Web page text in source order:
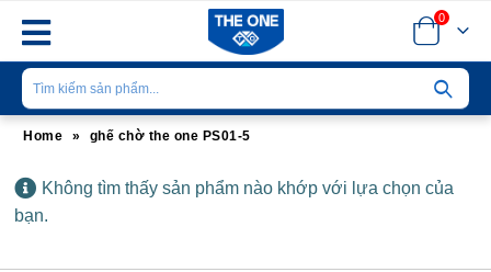
0
Home » ghế chờ the one PS01-5
Không tìm thấy sản phẩm nào khớp với lựa chọn của
bạn.